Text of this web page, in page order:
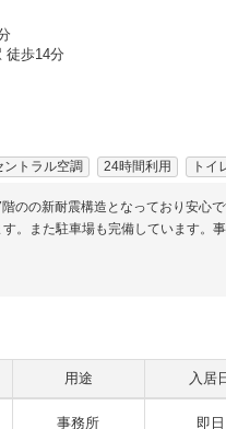
徒歩14分
ントラル空調 24時間利用 トイ
のの新耐震構造となっており安心
。また駐車場も完備しています。
用途 入居
事務所 即日